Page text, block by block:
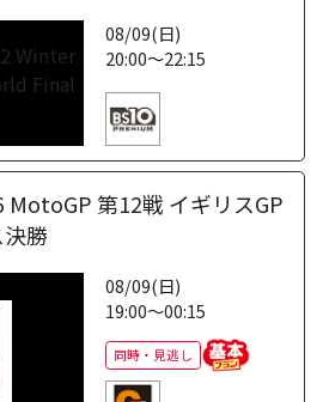
08/09(日)
20:00～22:15
MotoGP 第12戦 イギリスGP
勝
08/09(日)
19:00～00:15
同時・見逃し